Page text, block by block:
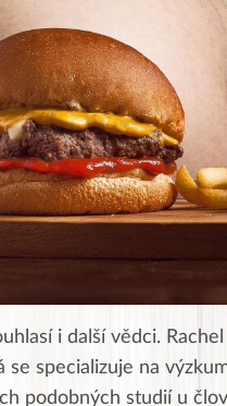
i další vědci.
se specializuje na
podobných studií u